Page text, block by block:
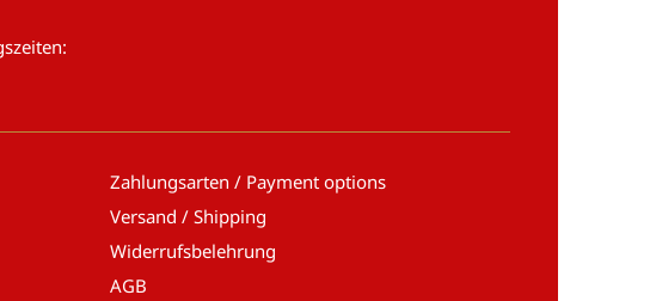
Zahlungsarten / Payment options
Versand / Shipping
Widerrufsbelehrung
AGB